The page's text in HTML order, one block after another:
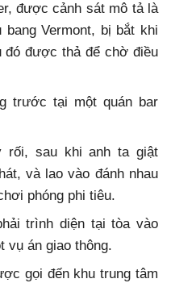
được cảnh sát mô tả là
Vermont, bị bắt khi
đó được thả để chờ điều
trước tại một quán bar
rối, sau khi anh ta giật
và lao vào đánh nhau
phóng phi tiêu.
trình diện tại tòa vào
vụ án giao thông.
gọi đến khu trung tâm